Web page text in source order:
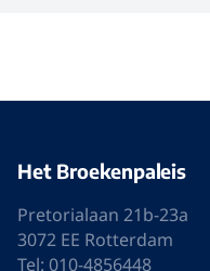
Wij bezorgen met
Veilig betalen met